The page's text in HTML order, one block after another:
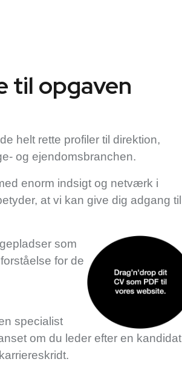
til opgaven
helt rette profiler til direktion,
og ejendomsbranchen.
enorm indsigt og netværk i
at vi kan give dig adgang til
som
for de
specialist
om du leder efter en kandidat